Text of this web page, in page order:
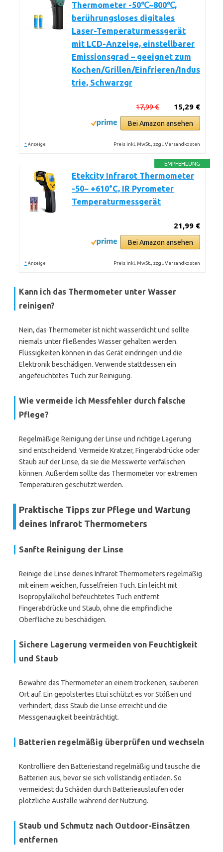
Thermometer -50℃~800℃,
berührungsloses digitales
Laser-Temperaturmessgerät
mit LCD-Anzeige, einstellbarer
Emissionsgrad – geeignet zum
Kochen/Grillen/Einfrieren/Indus
trie, Schwarzgr
15,29 €
17,99 €
Bei Amazon ansehen
* Anzeige Preis inkl. MwSt., zzgl. Versandkosten
EMPFEHLUNG
Etekcity Infrarot Thermometer
-50~ +610°C, IR Pyrometer
Temperaturmessgerät
21,99 €
Bei Amazon ansehen
* Anzeige Preis inkl. MwSt., zzgl. Versandkosten
Kann ich das Thermometer unter Wasser
reinigen?
Nein, das Thermometer ist nicht wasserdicht und sollte
niemals unter fließendes Wasser gehalten werden.
Flüssigkeiten können in das Gerät eindringen und die
Elektronik beschädigen. Verwende stattdessen ein
angefeuchtetes Tuch zur Reinigung.
Wie vermeide ich Messfehler durch falsche
Pflege?
Regelmäßige Reinigung der Linse und richtige Lagerung
sind entscheidend. Vermeide Kratzer, Fingerabdrücke oder
Staub auf der Linse, da sie die Messwerte verfälschen
können. Außerdem sollte das Thermometer vor extremen
Temperaturen geschützt werden.
Praktische Tipps zur Pflege und Wartung
deines Infrarot Thermometers
Sanfte Reinigung der Linse
Reinige die Linse deines Infrarot Thermometers regelmäßig
mit einem weichen, fusselfreien Tuch. Ein leicht mit
Isopropylalkohol befeuchtetes Tuch entfernt
Fingerabdrücke und Staub, ohne die empfindliche
Oberfläche zu beschädigen.
Sichere Lagerung vermeiden von Feuchtigkeit
und Staub
Bewahre das Thermometer an einem trockenen, sauberen
Ort auf. Ein gepolstertes Etui schützt es vor Stößen und
verhindert, dass Staub die Linse erreicht und die
Messgenauigkeit beeinträchtigt.
Batterien regelmäßig überprüfen und wechseln
Kontrolliere den Batteriestand regelmäßig und tausche die
Batterien aus, bevor sie sich vollständig entladen. So
vermeidest du Schäden durch Batterieauslaufen oder
plötzliche Ausfälle während der Nutzung.
Staub und Schmutz nach Outdoor-Einsätzen
entfernen